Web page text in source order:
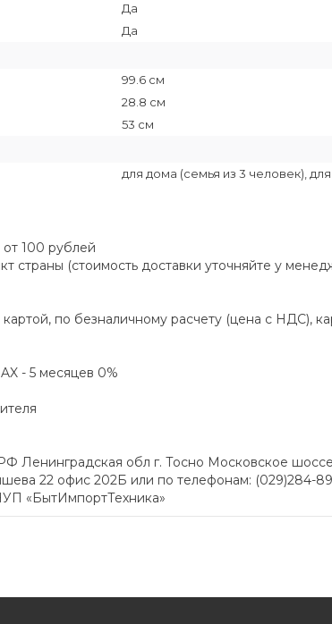
Да
Да
99.6 см
28.8 см
53 см
для дома (семья из 3 человек),
100 рублей
страны (стоимость доставки уточняйте у
по безналичному расчету (цена с НДС),
- 5 месяцев 0%
Ленинградская обл г. Тосно Московское
22 офис 202Б или по телефонам: (029)284-
«БытИмпортТехника»